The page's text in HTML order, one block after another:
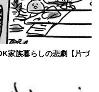
家族暮らしの悲劇【片づ